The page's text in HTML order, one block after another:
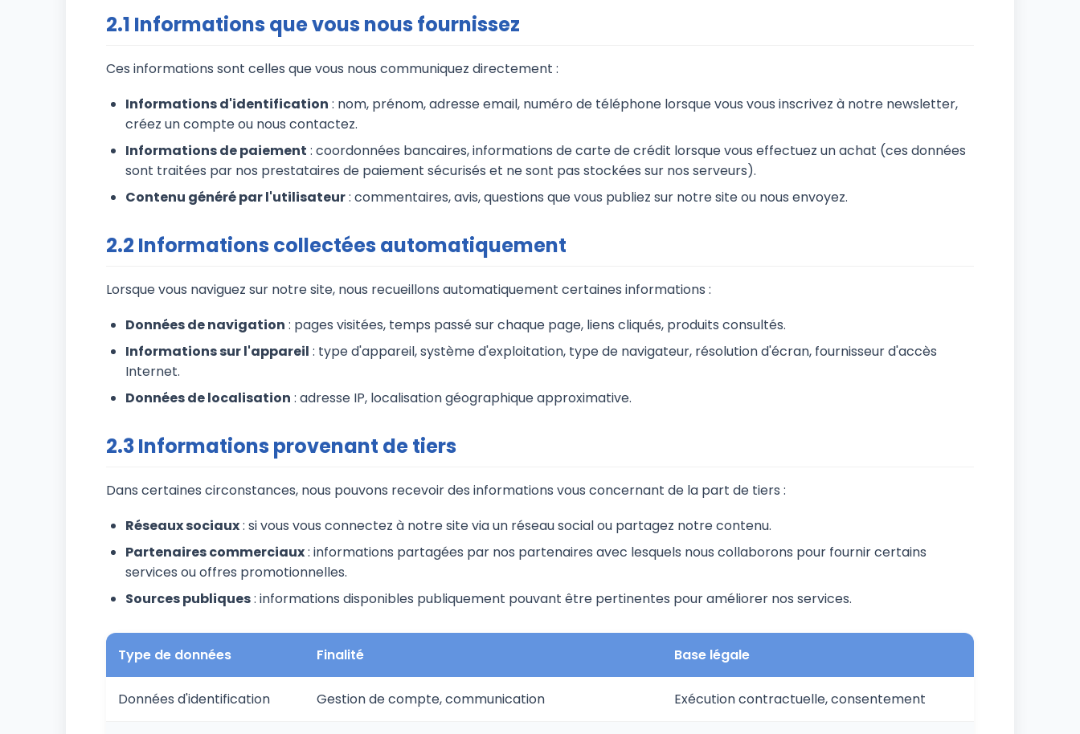
2.1 Informations que vous nous fournissez
Ces informations sont celles que vous nous communiquez directement :
Informations d'identification : nom, prénom, adresse email, numéro de téléphone lorsque vous vous inscrivez à notre newsletter,
créez un compte ou nous contactez.
Informations de paiement : coordonnées bancaires, informations de carte de crédit lorsque vous effectuez un achat (ces données
sont traitées par nos prestataires de paiement sécurisés et ne sont pas stockées sur nos serveurs).
Contenu généré par l'utilisateur: commentaires, avis, questions que vous publiez sur notre site ou nous envoyez.
2.2 Informations collectées automatiquement
Lorsque vous naviguez sur notre site, nous recueillons automatiquement certaines informations :
Données de navigation : pages visitées, temps passé sur chaque page, liens cliqués, produits consultés.
Informations sur l'appareil : type d'appareil, système d'exploitation, type de navigateur, résolution d'écran, fournisseur d'accès
Internet.
Données de localisation : adresse IP, localisation géographique approximative.
2.3 Informations provenant de tiers
Dans certaines circonstances, nous pouvons recevoir des informations vous concernant de la part de tiers :
Réseaux sociaux: si vous vous connectez à notre site via un réseau social ou partagez notre contenu.
Partenaires commerciaux: informations partagées par nos partenaires avec lesquels nous collaborons pour fournir certains
services ou offres promotionnelles.
Sources publiques: informations disponibles publiquement pouvant être pertinentes pour améliorer nos services.
Type de données Finalité Base légale
Données d'identification Gestion de compte, communication Exécution contractuelle, consentement